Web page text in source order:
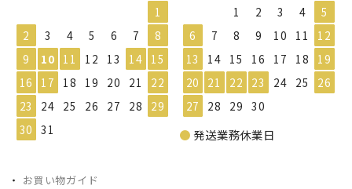
1
2
3 4 5 6 7
8
9
10 11 12 13 14 15
16
17 18 19 20 21
22
23
24 25 26 27 28
29
30
31
1
2 3 4
5
6
7 8 9 10 11
12
13
14 15 16 17 18
19
20
21 22 23 24 25
26
27
28 29 30
● 発送業務休業日
・ お買い物ガイド